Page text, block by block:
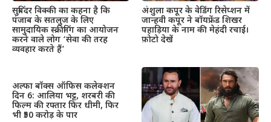
सुबिंदर विक्की का कहना है कि
पंजाब के सतलुज के लिए
सामुदायिक स्क्रीनिंग का आयोजन
करने वाले लोग ‘सेवा की तरह
व्यवहार करते हैं’
अंशुला कपूर के वेडिंग रिसेप्शन में
जान्हवी कपूर ने बॉयफ्रेंड शिखर
पहाड़िया के नाम की मेहंदी रचाई।
फ़ोटो देखें
अल्फा बॉक्स ऑफिस कलेक्शन
दिन 6: आलिया भट्ट, शरबरी की
फिल्म की रफ्तार फिर धीमी, फिर
भी ₹50 करोड़ के पार